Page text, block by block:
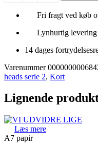
hvid
antal
Fri fragt ved køb
Lynhurtig levering
14 dages
Varenummer
heads serie 2, Kort
Lignende
Læs mere
A7 papir